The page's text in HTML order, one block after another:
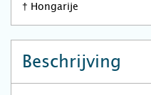
† Hongarije
Beschrijving